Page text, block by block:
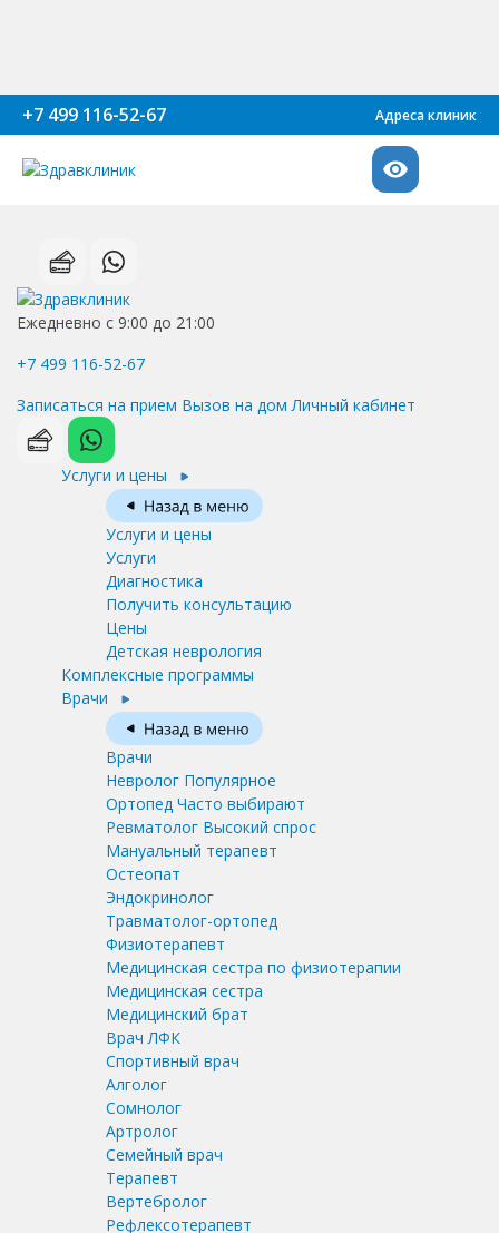
+7 499 116-52-67 Адреса клиник
Ежедневно с 9:00 до 21:00
+7 499 116-52-67
Записаться на прием Вызов на дом Личный кабинет
Услуги и цены
Услуги и цены
Услуги
Диагностика
Получить консультацию
Цены
Детская неврология
Комплексные программы
Врачи
Врачи
Невролог Популярное
Ортопед Часто выбирают
Ревматолог Высокий спрос
Мануальный терапевт
Остеопат
Эндокринолог
Травматолог-ортопед
Физиотерапевт
Медицинская сестра по физиотерапии
Медицинская сестра
Медицинский брат
Врач ЛФК
Спортивный врач
Алголог
Сомнолог
Артролог
Семейный врач
Терапевт
Вертебролог
Рефлексотерапевт